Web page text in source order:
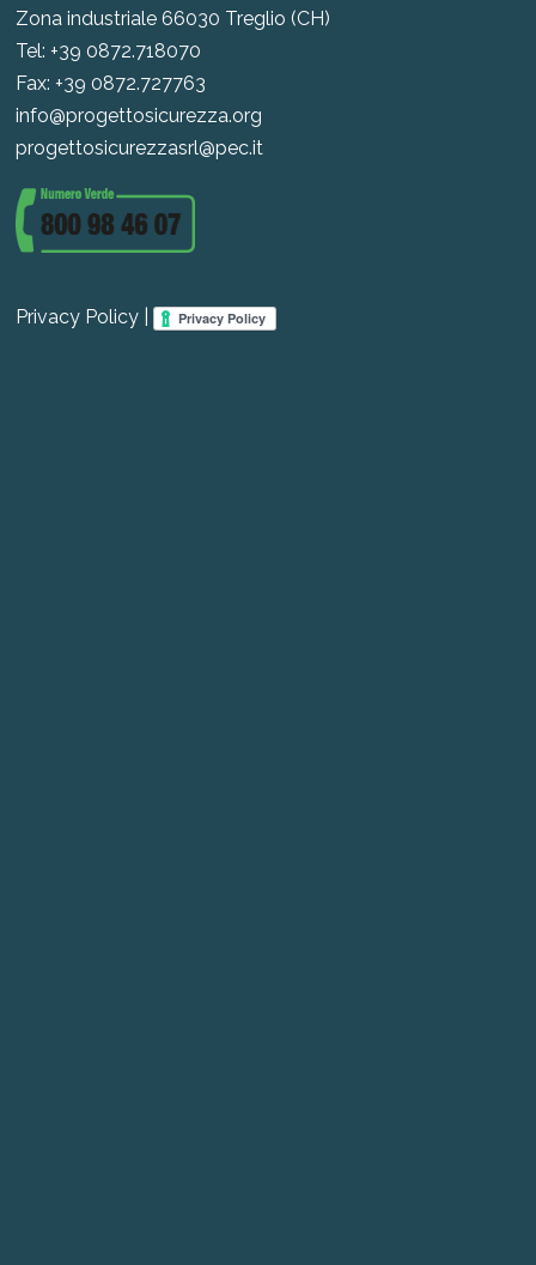
Zona industriale 66030 Treglio (CH)
Tel: +39 0872.718070
Fax: +39 0872.727763
info@progettosicurezza.org
progettosicurezzasrl@pec.it
Privacy Policy |